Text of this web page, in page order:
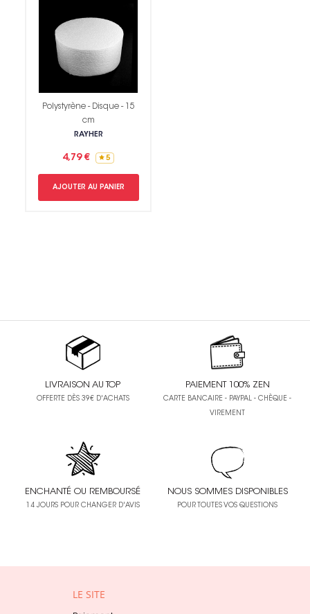
Polystyrène - Disque - 15
cm
RAYHER
4,79 € 5
AJOUTER AU PANIER
LIVRAISON AU TOP
OFFERTE DÈS 39€ D'ACHATS
PAIEMENT 100% ZEN
CARTE BANCAIRE - PAYPAL - CHÈQUE -
VIREMENT
ENCHANTÉ OU REMBOURSÉ
14 JOURS POUR CHANGER D'AVIS
NOUS SOMMES DISPONIBLES
POUR TOUTES VOS QUESTIONS
LE SITE